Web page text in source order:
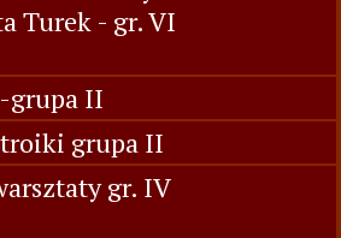
Turek - gr. VI
grupa II
grupa II
gr. IV